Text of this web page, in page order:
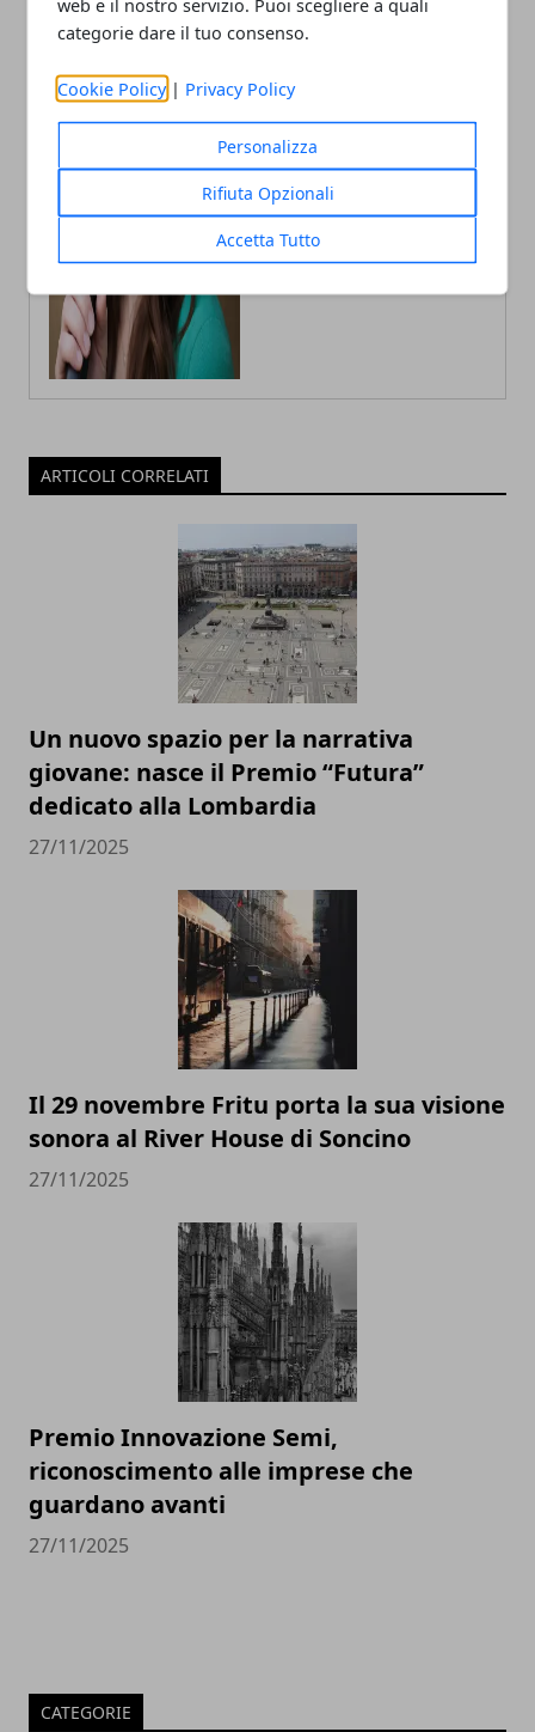
web e il nostro servizio. Puoi scegliere a quali
categorie dare il tuo consenso.
Cookie Policy | Privacy Policy
Personalizza
Rifiuta Opzionali
Accetta Tutto
Annalisa Biasi
in Psicologia con la passione per la
ARTICOLI CORRELATI
Un nuovo spazio per la narrativa
giovane: nasce il Premio “Futura”
dedicato alla Lombardia
27/11/2025
Il 29 novembre Fritu porta la sua visione
sonora al River House di Soncino
27/11/2025
Premio Innovazione Semi,
riconoscimento alle imprese che
guardano avanti
27/11/2025
CATEGORIE